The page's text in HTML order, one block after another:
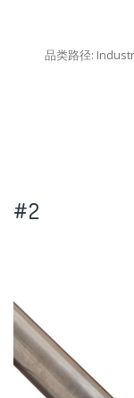
品类路径:
#2